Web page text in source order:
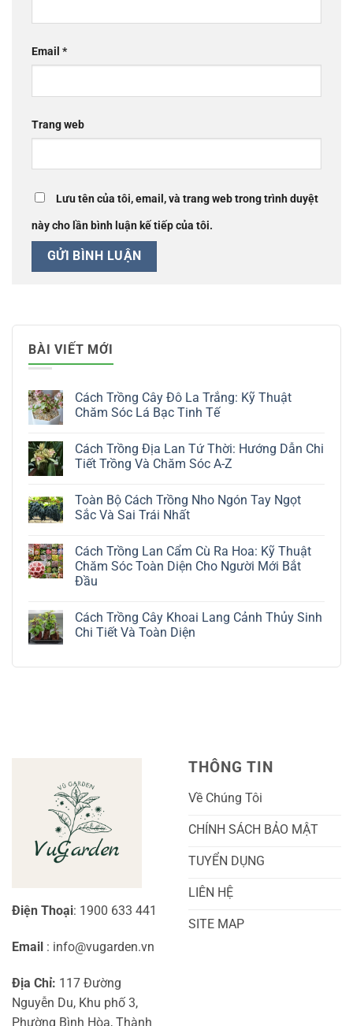
Email *
Trang web
Lưu tên của tôi, email, và trang web trong trình duyệt
này cho lần bình luận kế tiếp của tôi.
BÀI VIẾT MỚI
Cách Trồng Cây Đô La Trắng: Kỹ Thuật
Chăm Sóc Lá Bạc Tinh Tế
bình
luận
Cây
Đô
La
Thuật
Chăm
Sóc
Lá
Tế
Cách Trồng Địa Lan Tứ Thời: Hướng Dẫn Chi
Tiết Trồng Và Chăm Sóc A-Z
bình
luận
ở
Địa
Lan
Tứ
Thời:
Chi
Tiết
Trồng
Toàn Bộ Cách Trồng Nho Ngón Tay Ngọt
Sắc Và Sai Trái Nhất
bình
luận
ở
Toàn
Trồng
Nho
Ngón
Cách Trồng Lan Cẩm Cù Ra Hoa: Kỹ Thuật
Chăm Sóc Toàn Diện Cho Người Mới Bắt
Đầu
bình
luận
ở
Lan
Cho
Người
Mới
Bắt
Đầu
Cách Trồng Cây Khoai Lang Cảnh Thủy Sinh
Chi Tiết Và Toàn Diện
bình
Chi
Tiết
Và
Toàn
Diện
Điện Thoại: 1900 633 441
Email : info@vugarden.vn
Địa Chỉ: 117 Đường
Nguyễn Du, Khu phố 3,
Phường Bình Hòa, Thành
THÔNG TIN
Về Chúng Tôi
CHÍNH SÁCH BẢO MẬT
TUYỂN DỤNG
LIÊN HỆ
SITE MAP